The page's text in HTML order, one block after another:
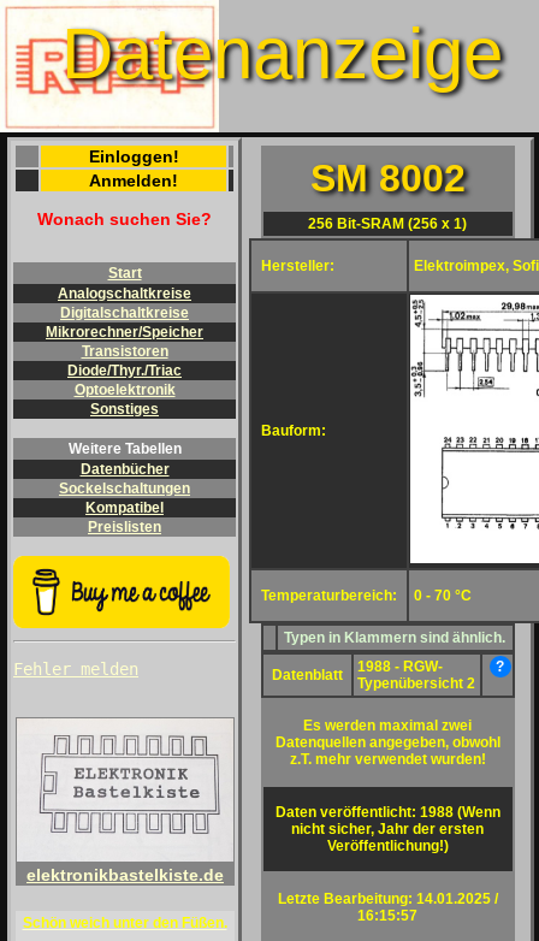
Datenanzeige
Einloggen!
Anmelden!
Wonach suchen Sie?
Start
Analogschaltkreise
Digitalschaltkreise
Mikrorechner/Speicher
Transistoren
Diode/Thyr./Triac
Optoelektronik
Sonstiges
Weitere Tabellen
Datenbücher
Sockelschaltungen
Kompatibel
Preislisten
Fehler melden
elektronikbastelkiste.de
Schön weich unter den Füßen.
SM 8002
256 Bit-SRAM (256 x 1)
Hersteller: Elektroimpex,
Bauform:
Temperaturbereich: 0 - 70 °C
Typen in Klammern sind ähnlich.
Datenblatt
1988 - RGW-
Typenübersicht 2
?
Es werden maximal zwei
Datenquellen angegeben, obwohl
z.T. mehr verwendet wurden!
Daten veröffentlicht: 1988 (Wenn
nicht sicher, Jahr der ersten
Veröffentlichung!)
Letzte Bearbeitung: 14.01.2025 /
16:15:57